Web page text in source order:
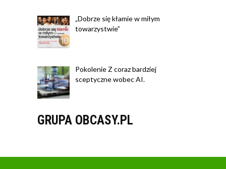
„Dobrze się kłamie w miłym
towarzystwie”
Pokolenie Z coraz bardziej
sceptyczne wobec AI.
GRUPA OBCASY.PL